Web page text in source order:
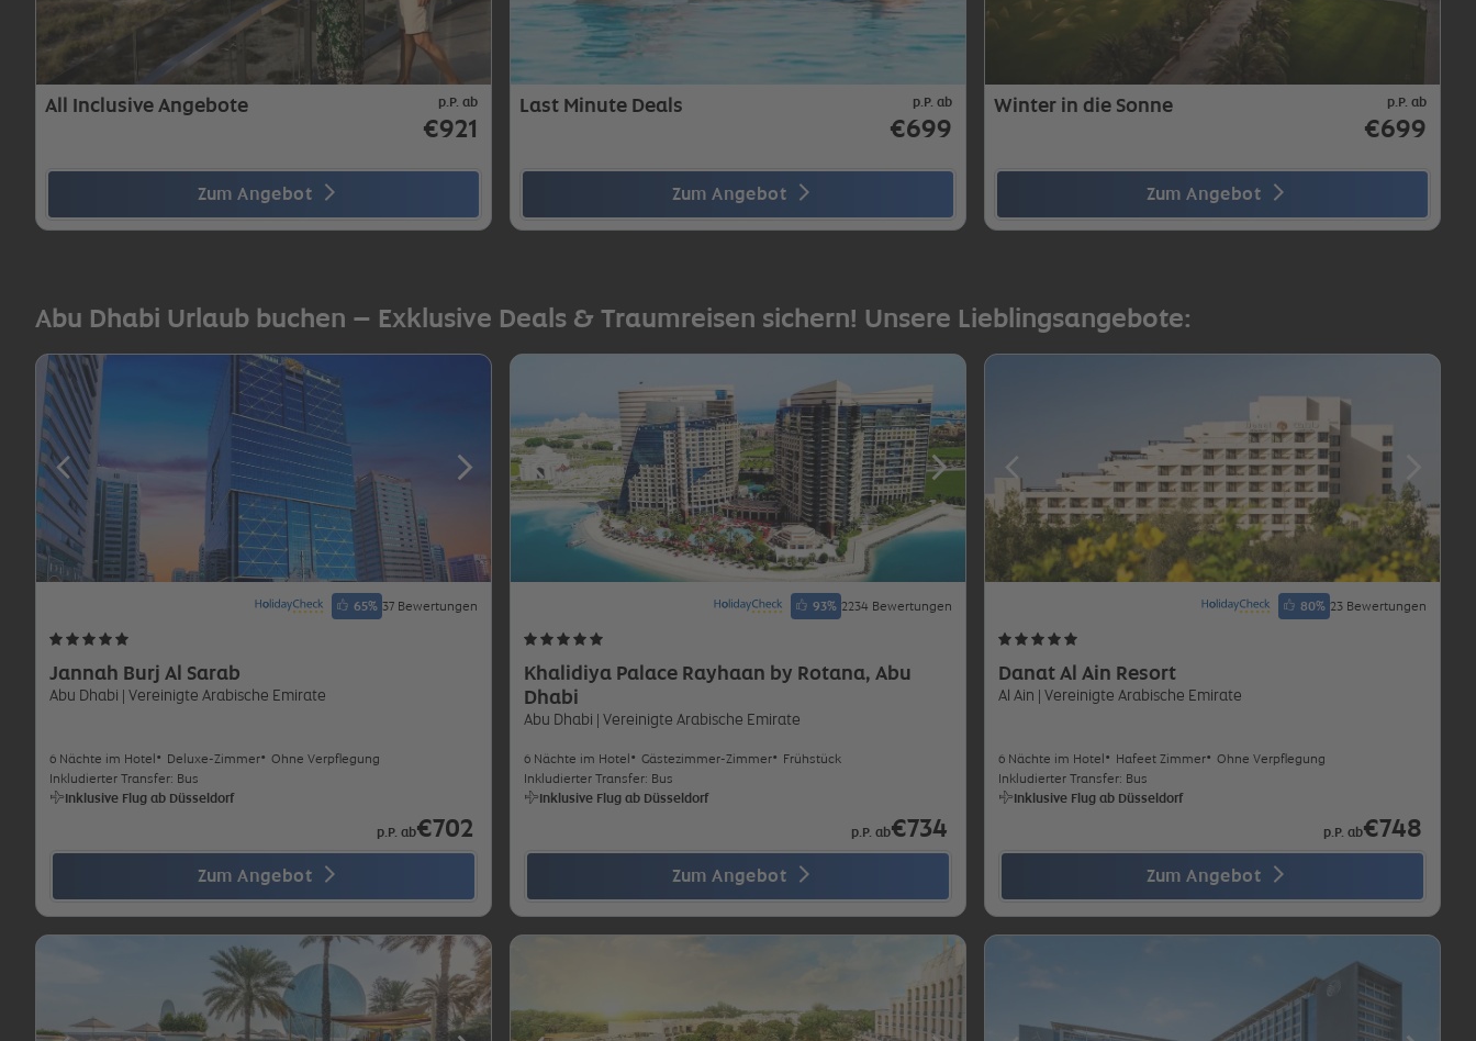
All Inclusive Angebote p.P. ab
€921
Zum Angebot
Last Minute Deals p.P. ab
€699
Zum Angebot
Winter in die Sonne p.P. ab
€699
Zum Angebot
Abu Dhabi Urlaub buchen – Exklusive Deals & Traumreisen sichern! Unsere Lieblingsangebote:
Jannah Burj Al Sarab
Abu Dhabi | Vereinigte Arabische Emirate
65% 37 Bewertungen
6 Nächte im Hotel Deluxe-Zimmer
Ohne Verpflegung
Inkludierter Transfer: Bus
Inklusive Flug ab Düsseldorf
p.P. ab€702
Zum Angebot
Khalidiya Palace Rayhaan by Rotana, Abu
Dhabi
Abu Dhabi | Vereinigte Arabische Emirate
93% 2234 Bewertungen
6 Nächte im Hotel Gästezimmer-Zimmer
Frühstück
Inkludierter Transfer: Bus
Inklusive Flug ab Düsseldorf
p.P. ab€734
Zum Angebot
Danat Al Ain Resort
Al Ain | Vereinigte Arabische Emirate
80% 23 Bewertungen
6 Nächte im Hotel Hafeet Zimmer
Ohne Verpflegung
Inkludierter Transfer: Bus
Inklusive Flug ab Düsseldorf
p.P. ab€748
Zum Angebot